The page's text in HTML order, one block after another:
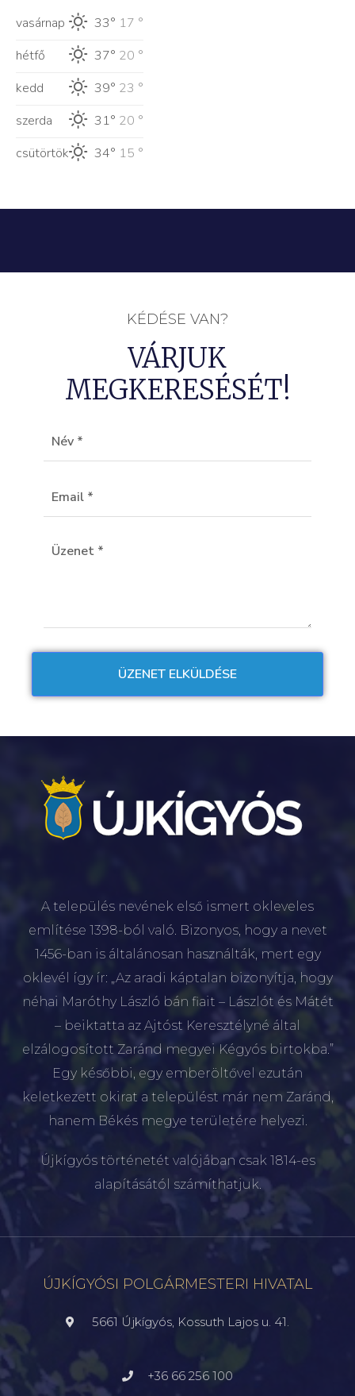
vasárnap 33° 17 °
hétfő
37° 20 °
kedd
39° 23 °
szerda
31° 20 °
csütörtök
34° 15 °
KÉDÉSE VAN?
VÁRJUK
MEGKERESÉSÉT!
A település nevének első ismert okleveles
említése 1398-ból való. Bizonyos, hogy a nevet
1456-ban is általánosan használták, mert egy
oklevél így ír: „Az aradi káptalan bizonyítja, hogy
néhai Maróthy László bán fiait – Lászlót és Mátét
– beiktatta az Ajtóst Keresztélyné által
elzálogosított Zaránd megyei Kégyós birtokba.”
Egy későbbi, egy emberöltővel ezután
keletkezett okirat a települést már nem Zaránd,
hanem Békés megye területére helyezi.
Újkígyós történetét valójában csak 1814-es
alapításától számíthatjuk.
ÚJKÍGYÓSI POLGÁRMESTERI HIVATAL
5661 Újkígyós, Kossuth Lajos u. 41.
+36 66 256 100